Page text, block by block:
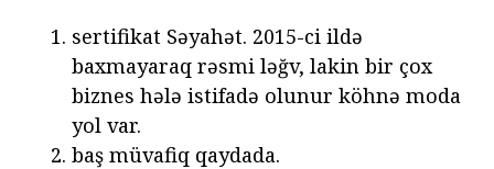
sertifikat Səyahət. 2015-ci ildə
baxmayaraq rəsmi ləğv, lakin bir çox
biznes hələ istifadə olunur köhnə moda
yol var.
baş müvafiq qaydada.